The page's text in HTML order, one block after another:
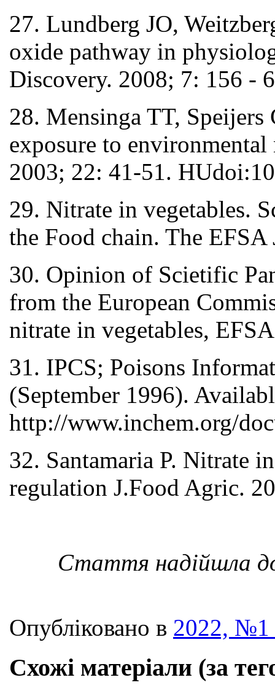
27. Lundberg JO,
oxide pathway in
Discovery. 2008; 7: 156 -
28. Mensinga TT,
exposure to
2003; 22: 41-51.
29. Nitrate in vegetables.
the Food chain. The
30. Opinion of Scietific
from the European
nitrate in vegetables,
31. IPCS; Poisons
(September 1996).
http://www.inchem.org/
32. Santamaria P. Nitrate
regulation J.Food Agric.
Стаття надійшла до
Опубліковано в 2022, №1
Схожі матеріали (за